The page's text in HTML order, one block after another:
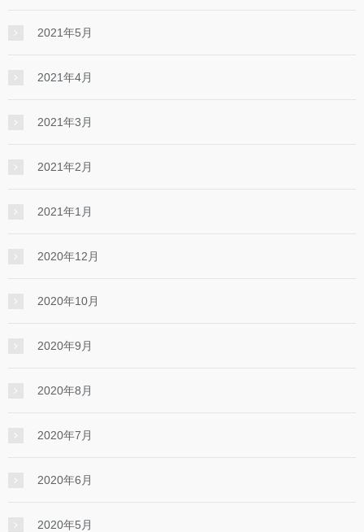
2021年5月
2021年4月
2021年3月
2021年2月
2021年1月
2020年12月
2020年10月
2020年9月
2020年8月
2020年7月
2020年6月
2020年5月